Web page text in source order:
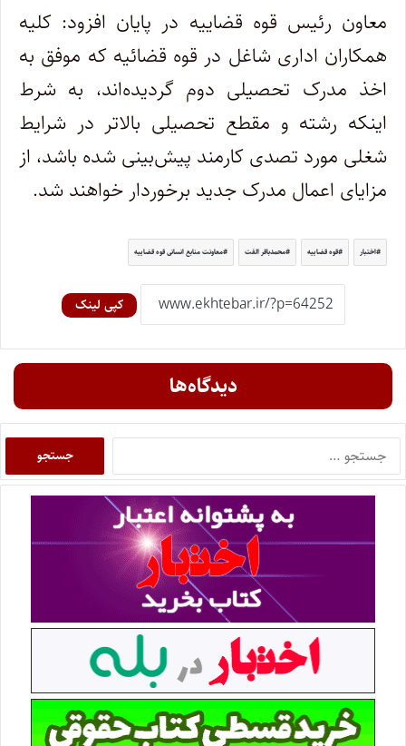
معاون رئیس قوه قضاییه در پایان افزود: کلیه
همکاران اداری شاغل در قوه قضائیه که موفق به
اخذ مدرک تحصیلی دوم گردیده‌اند، به شرط
اینکه رشته و مقطع تحصیلی بالاتر در شرایط
شغلی مورد تصدی کارمند پیش‌بینی شده باشد، از
مزایای اعمال مدرک جدید برخوردار خواهند شد.
اختبار قوه قضاییه محمدباقر الفت معاونت منابع انسانی قوه قضاییه
کپی لینک
دیدگاه‌ها